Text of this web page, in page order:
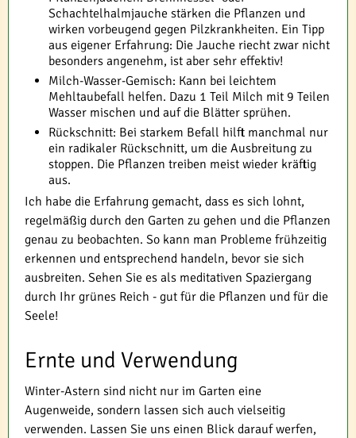
Schachtelhalmjauche stärken die Pflanzen und
wirken vorbeugend gegen Pilzkrankheiten. Ein Tipp
aus eigener Erfahrung: Die Jauche riecht zwar nicht
besonders angenehm, ist aber sehr effektiv!
Milch-Wasser-Gemisch: Kann bei leichtem
Mehltaubefall helfen. Dazu 1 Teil Milch mit 9 Teilen
Wasser mischen und auf die Blätter sprühen.
Rückschnitt: Bei starkem Befall hilft manchmal nur
ein radikaler Rückschnitt, um die Ausbreitung zu
stoppen. Die Pflanzen treiben meist wieder kräftig
aus.
Ich habe die Erfahrung gemacht, dass es sich lohnt,
regelmäßig durch den Garten zu gehen und die Pflanzen
genau zu beobachten. So kann man Probleme frühzeitig
erkennen und entsprechend handeln, bevor sie sich
ausbreiten. Sehen Sie es als meditativen Spaziergang
durch Ihr grünes Reich - gut für die Pflanzen und für die
Seele!
Ernte und Verwendung
Winter-Astern sind nicht nur im Garten eine
Augenweide, sondern lassen sich auch vielseitig
verwenden. Lassen Sie uns einen Blick darauf werfen,